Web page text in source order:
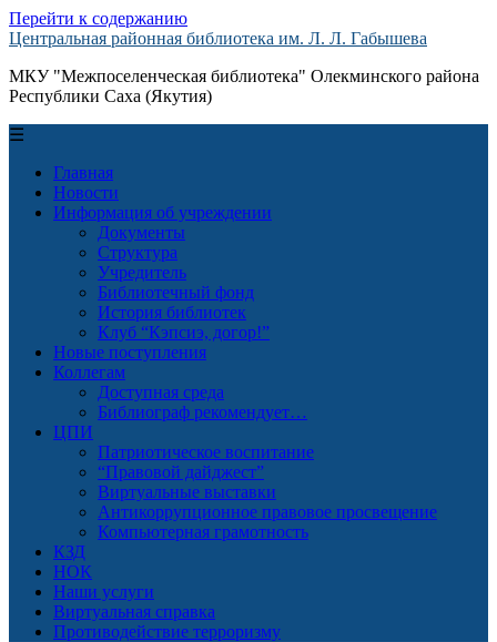
Перейти к содержанию
Центральная районная библиотека им. Л. Л. Габышева
МКУ "Межпоселенческая библиотека" Олекминского района
Республики Саха (Якутия)
☰
Главная
Новости
Информация об учреждении
Документы
Структура
Учредитель
Библиотечный фонд
История библиотек
Клуб “Кэпсиэ, догор!”
Новые поступления
Коллегам
Доступная среда
Библиограф рекомендует…
ЦПИ
Патриотическое воспитание
“Правовой дайджест”
Виртуальные выставки
Антикоррупционное правовое просвещение
Компьютерная грамотность
КЗД
НОК
Наши услуги
Виртуальная справка
Противодействие терроризму